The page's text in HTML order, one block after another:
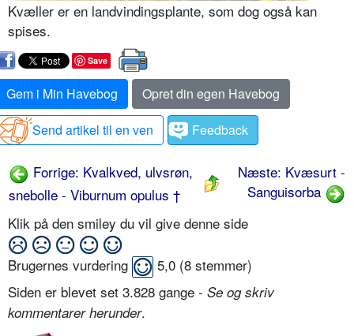
Kvæller er en landvindingsplante, som dog også kan
spises.
Save
Gem i Min Havebog
Opret din egen Havebog
Send artikel til en ven
Feedback
Forrige: Kvalkved, ulvsrøn,
snebolle - Viburnum opulus †
Næste: Kvæsurt -
Sanguisorba
Klik på den smiley du vil give denne side
Brugernes vurdering 5,0 (8 stemmer)
Siden er blevet set 3.828 gange - Se og skriv
kommentarer herunder.